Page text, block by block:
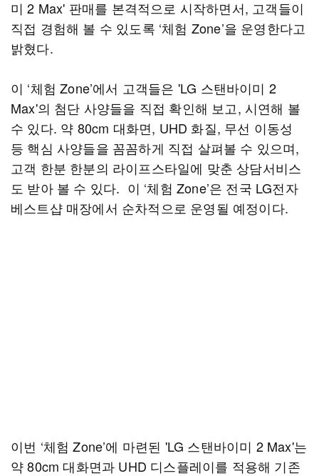
미 2 Max' 판매를 본격적으로 시작하면서, 고객들이
직접 경험해 볼 수 있도록 ‘체험 Zone’을 운영한다고
밝혔다.
이 ‘체험 Zone’에서 고객들은 'LG 스탠바이미 2
Max'의 첨단 사양들을 직접 확인해 보고, 시연해 볼
수 있다. 약 80cm 대화면, UHD 화질, 무선 이동성
등 핵심 사양들을 꼼꼼하게 직접 살펴볼 수 있으며,
고객 한분 한분의 라이프스타일에 맞춘 상담서비스
도 받아 볼 수 있다. 이 ‘체험 Zone’은 전국 LG전자
베스트샵 매장에서 순차적으로 운영될 예정이다.
이번 ‘체험 Zone’에 마련된 'LG 스탠바이미 2 Max'는
약 80cm 대화면과 UHD 디스플레이를 적용해 기존